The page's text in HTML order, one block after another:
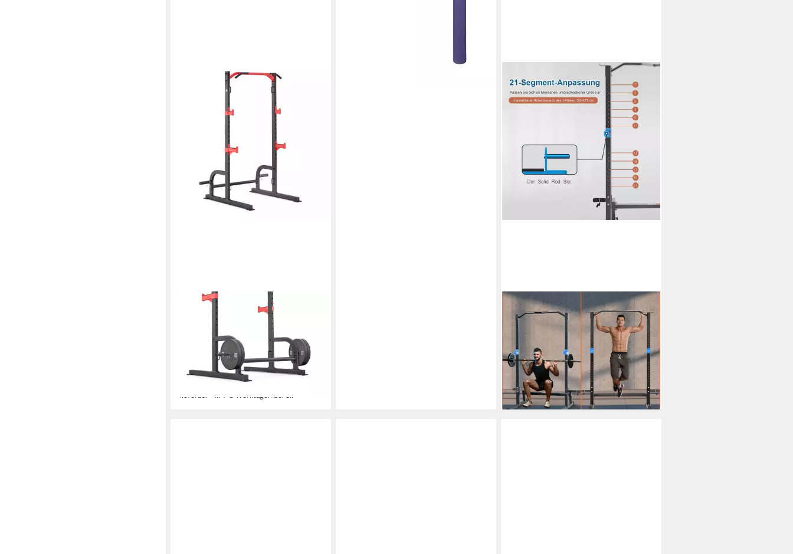
ADIDAS PERFORMANCE
Power Rack adidas Power Rack
max. Trainingsgewicht
Übungsmöglichkeiten
319,00 € UVP370,00 €
WINNOW
Power Rack WN-859
max. Benutzergewicht
100 kg
max. Trainingsgewicht
159,99 € UVP169,99 €
-6%
lieferbar - in 7-9 Werktagen bei dir